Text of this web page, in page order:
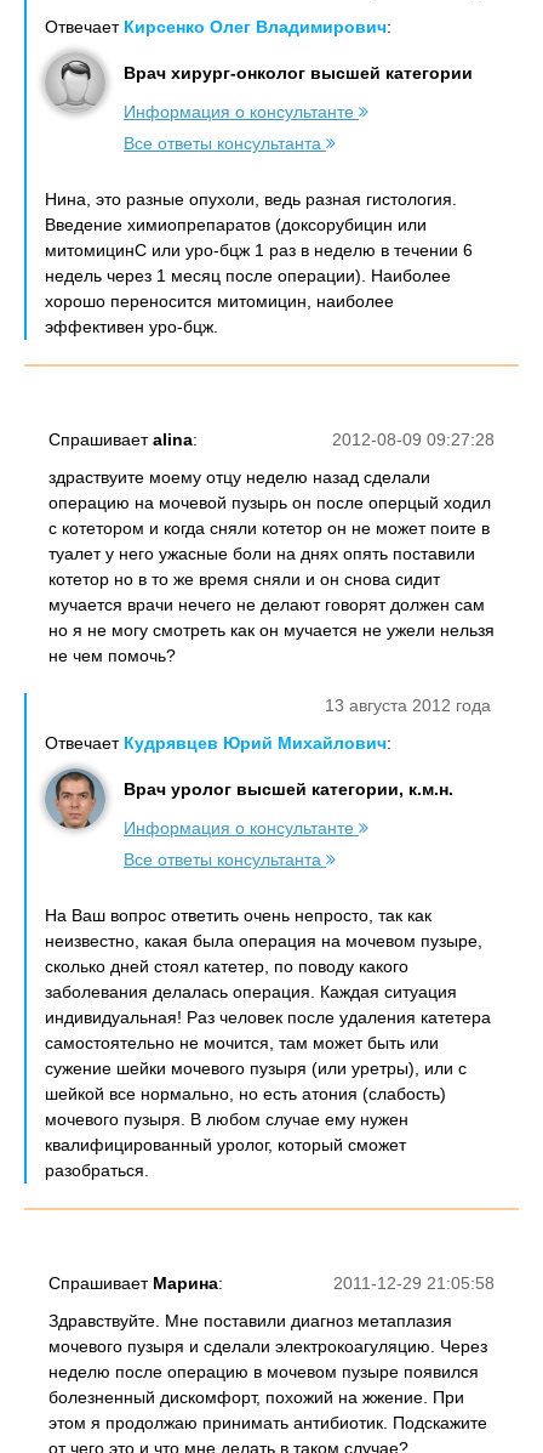
Отвечает Кирсенко Олег Владимирович:
Врач хирург-онколог высшей категории
Информация о консультанте
Все ответы консультанта
Нина, это разные опухоли, ведь разная гистология.
Введение химиопрепаратов (доксорубицин или
митомицинС или уро-бцж 1 раз в неделю в течении 6
недель через 1 месяц после операции). Наиболее
хорошо переносится митомицин, наиболее
эффективен уро-бцж.
2012-08-09 09:27:28
Спрашиваетalina:
здраствуите моему отцу неделю назад сделали
операцию на мочевой пузырь он после оперцый ходил
с котетором и когда сняли котетор он не может поите в
туалет у него ужасные боли на днях опять поставили
котетор но в то же время сняли и он снова сидит
мучается врачи нечего не делают говорят должен сам
но я не могу смотреть как он мучается не ужели нельзя
не чем помочь?
13 августа 2012 года
Отвечает Кудрявцев Юрий Михайлович:
Врач уролог высшей категории, к.м.н.
Информация о консультанте
Все ответы консультанта
На Ваш вопрос ответить очень непросто, так как
неизвестно, какая была операция на мочевом пузыре,
сколько дней стоял катетер, по поводу какого
заболевания делалась операция. Каждая ситуация
индивидуальная! Раз человек после удаления катетера
самостоятельно не мочится, там может быть или
сужение шейки мочевого пузыря (или уретры), или с
шейкой все нормально, но есть атония (слабость)
мочевого пузыря. В любом случае ему нужен
квалифицированный уролог, который сможет
разобраться.
2011-12-29 21:05:58
Спрашивает Марина:
Здравствуйте. Мне поставили диагноз метаплазия
мочевого пузыря и сделали электрокоагуляцию. Через
неделю после операцию в мочевом пузыре появился
болезненный дискомфорт, похожий на жжение. При
этом я продолжаю принимать антибиотик. Подскажите
от чего это и что мне делать в таком случае?